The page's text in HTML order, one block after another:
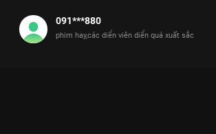
091***880
phim hay,các diển viên diển quá xuất sắc